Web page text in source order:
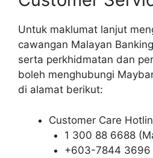
Untuk maklumat lanjut
cawangan Malayan
serta perkhidmatan dan
boleh menghubungi
di alamat berikut:
Customer Care
1 300 88 6688
+603-7844 3696